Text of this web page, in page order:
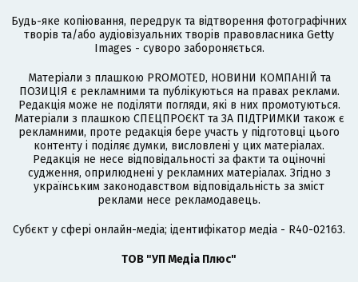
Будь-яке копіювання, передрук та відтворення фотографічних
творів та/або аудіовізуальних творів правовласника Getty
Images - суворо забороняється.
Матеріали з плашкою PROMOTED, НОВИНИ КОМПАНІЙ та
ПОЗИЦІЯ є рекламними та публікуються на правах реклами.
Редакція може не поділяти погляди, які в них промотуються.
Матеріали з плашкою СПЕЦПРОЄКТ та ЗА ПІДТРИМКИ також є
рекламними, проте редакція бере участь у підготовці цього
контенту і поділяє думки, висловлені у цих матеріалах.
Редакція не несе відповідальності за факти та оціночні
судження, оприлюднені у рекламних матеріалах. Згідно з
українським законодавством відповідальність за зміст
реклами несе рекламодавець.
Cубєкт у сфері онлайн-медіа; ідентифікатор медіа - R40-02163.
ТОВ "УП Медіа Плюс"